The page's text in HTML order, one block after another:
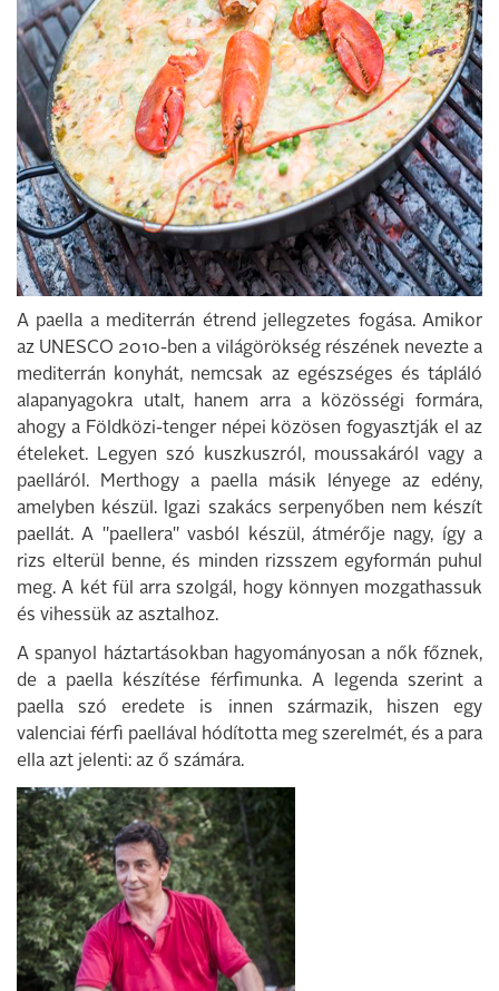
A paella a mediterrán étrend jellegzetes fogása. Amikor
az UNESCO 2010-ben a világörökség részének nevezte a
mediterrán konyhát, nemcsak az egészséges és tápláló
alapanyagokra utalt, hanem arra a közösségi formára,
ahogy a Földközi-tenger népei közösen fogyasztják el az
ételeket. Legyen szó kuszkuszról, moussakáról vagy a
paelláról. Merthogy a paella másik lényege az edény,
amelyben készül. Igazi szakács serpenyőben nem készít
paellát. A "paellera" vasból készül, átmérője nagy, így a
rizs elterül benne, és minden rizsszem egyformán puhul
meg. A két fül arra szolgál, hogy könnyen mozgathassuk
és vihessük az asztalhoz.
A spanyol háztartásokban hagyományosan a nők főznek,
de a paella készítése férfimunka. A legenda szerint a
paella szó eredete is innen származik, hiszen egy
valenciai férfi paellával hódította meg szerelmét, és a para
ella azt jelenti: az ő számára.